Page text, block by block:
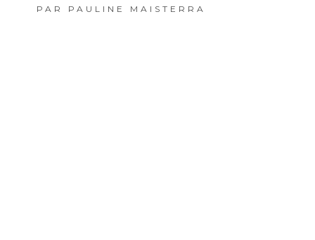
PAR PAULINE MAISTERRA